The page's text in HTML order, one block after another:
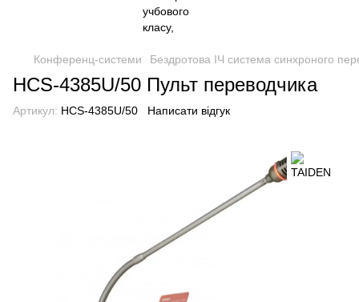
Конференц-системи Бездротова ІЧ система синхроного
HCS-4385U/50 Пульт переводчика
Артикул: HCS-4385U/50 Написати відгук